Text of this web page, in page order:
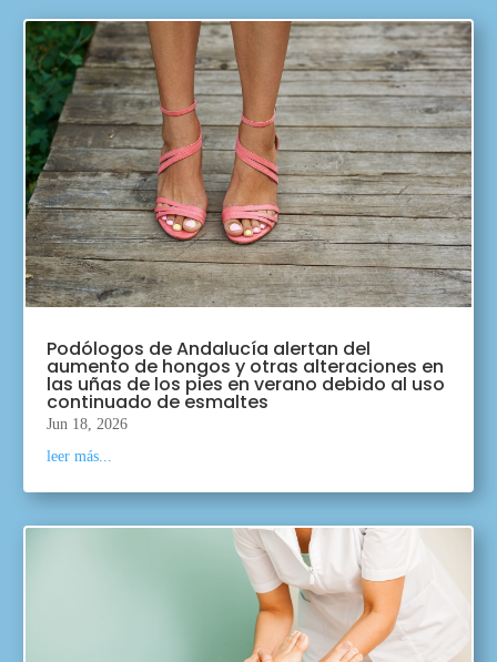
Podólogos de Andalucía alertan del
aumento de hongos y otras alteraciones en
las uñas de los pies en verano debido al uso
continuado de esmaltes
Jun 18, 2026
leer más...